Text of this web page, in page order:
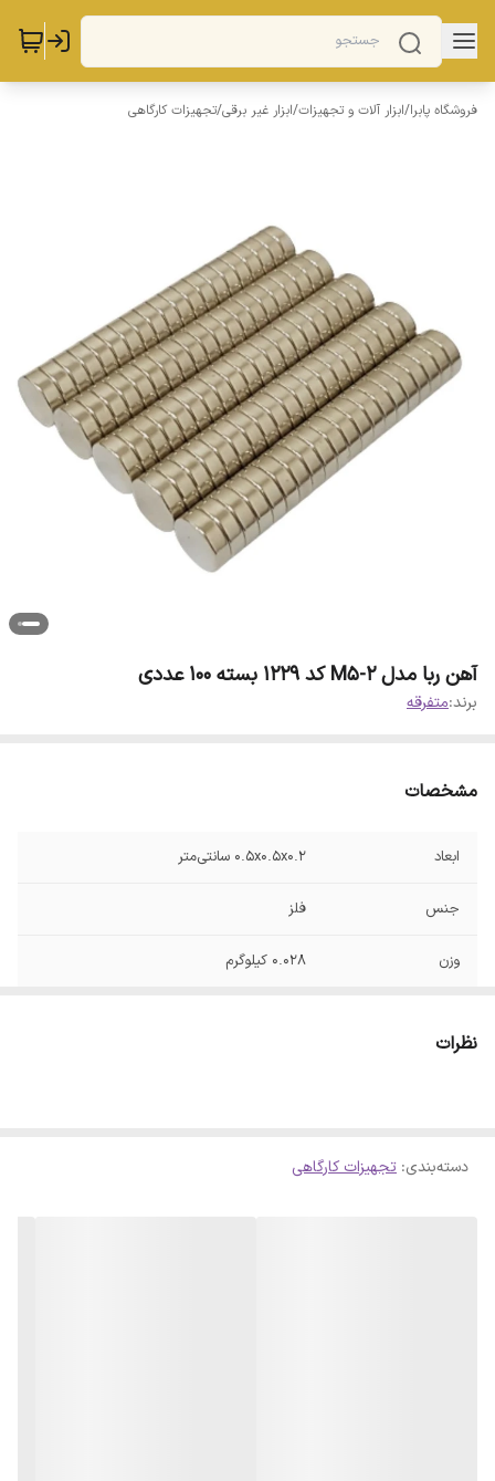
فروشگاه پابرا/ابزار آلات و تجهیزات/ابزار غیر برقی/تجهیزات کارگاهی
آهن ربا مدل M5-2 کد ۱۲۲۹ بسته ۱۰۰ عددی
برند:متفرقه
مشخصات
ابعاد 0.5x0.5x0.2 سانتی‌متر
جنس فلز
وزن 0.028 کیلوگرم
نظرات
دسته‌بندی: تجهیزات کارگاهی